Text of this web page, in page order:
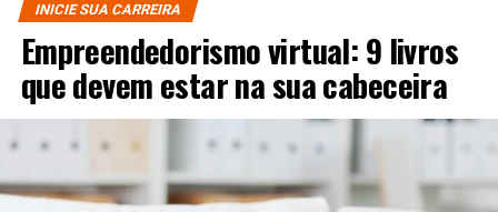
INICIE SUA CARREIRA
Empreendedorismo virtual: 9 livros
que devem estar na sua cabeceira